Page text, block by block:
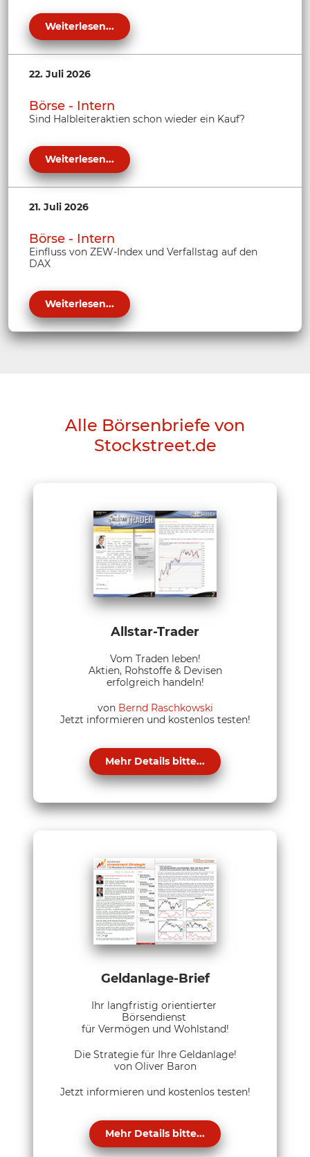
Weiterlesen...
22. Juli 2026
Börse - Intern
Sind Halbleiteraktien schon wieder ein Kauf?
Weiterlesen...
21. Juli 2026
Börse - Intern
Einfluss von ZEW-Index und Verfallstag auf den
DAX
Weiterlesen...
Alle Börsenbriefe von
Stockstreet.de
Allstar-Trader
Vom Traden leben!
Aktien, Rohstoffe & Devisen
erfolgreich handeln!
von Bernd Raschkowski
Jetzt informieren und kostenlos testen!
Mehr Details bitte...
Geldanlage-Brief
Ihr langfristig orientierter
Börsendienst
für Vermögen und Wohlstand!
Die Strategie für Ihre Geldanlage!
von Oliver Baron
Jetzt informieren und kostenlos testen!
Mehr Details bitte...